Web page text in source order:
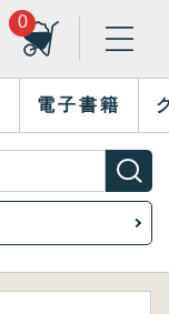
0
電子書籍